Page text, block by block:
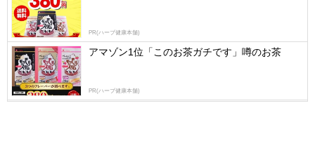
PR(ハーブ健康本舗)
アマゾン1位「このお茶ガチです」噂のお茶
PR(ハーブ健康本舗)